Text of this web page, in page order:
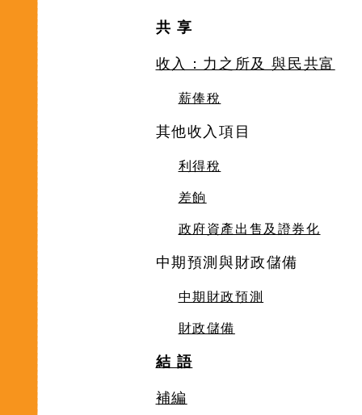
共 享
收入：力之所及 與民共富
薪俸稅
其他收入項目
利得稅
差餉
政府資產出售及證券化
中期預測與財政儲備
中期財政預測
財政儲備
結 語
補編